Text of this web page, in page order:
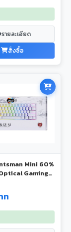
รายละเอียด
สั่งซื้อ
Mini 60%
Gaming
ท